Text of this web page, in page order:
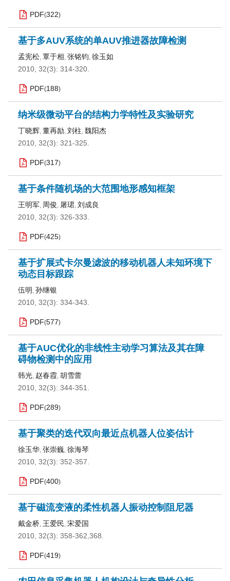
PDF(322)
基于多AUV系统的单AUV推进器故障检测
孟宪松, 覃于相, 张铭钧, 徐玉如
2010, 32(3): 314-320.
PDF(188)
纳米级微动平台的结构力学特性及实验研究
丁晓辉, 董再励, 刘柱, 魏阳杰
2010, 32(3): 321-325.
PDF(317)
基于条件随机场的大范围地形感知框架
王明军, 周俊, 屠珺, 刘成良
2010, 32(3): 326-333.
PDF(425)
基于扩展式卡尔曼滤波的移动机器人未知环境下
动态目标跟踪
伍明 , 孙继银
2010, 32(3): 334-343.
PDF(577)
基于AUC优化的非线性主动学习算法及其在障
碍物检测中的应用
韩光, 赵春霞, 胡雪蕾
2010, 32(3): 344-351.
PDF(289)
基于聚类的迭代双向最近点机器人位姿估计
徐玉华, 张崇巍, 徐海琴
2010, 32(3): 352-357.
PDF(400)
基于磁流变液的柔性机器人振动控制阻尼器
戴金桥, 王爱民, 宋爱国
2010, 32(3): 358-362,368.
PDF(419)